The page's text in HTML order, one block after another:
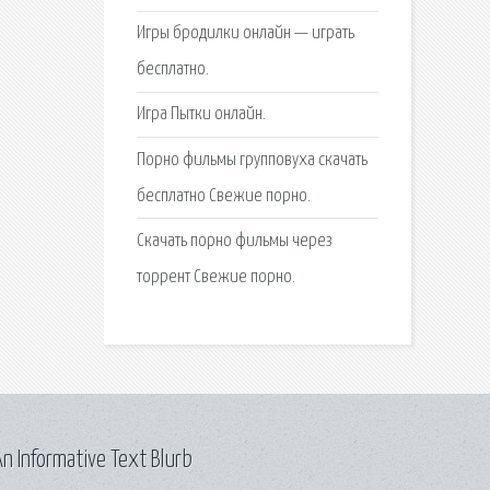
Игры бродилки онлайн — играть
бесплатно.
Игра Пытки онлайн.
Порно фильмы групповуха скачать
бесплатно Свежие порно.
Скачать порно фильмы через
торрент Свежие порно.
Informative Text Blurb